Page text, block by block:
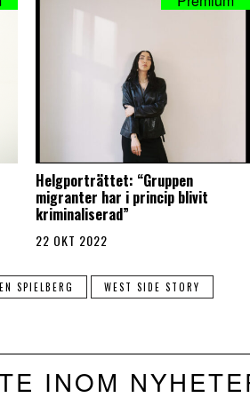
Helgporträttet: “Gruppen
migranter har i princip blivit
kriminaliserad”
22 OKT 2022
SPIELBERG WEST SIDE STORY
INOM